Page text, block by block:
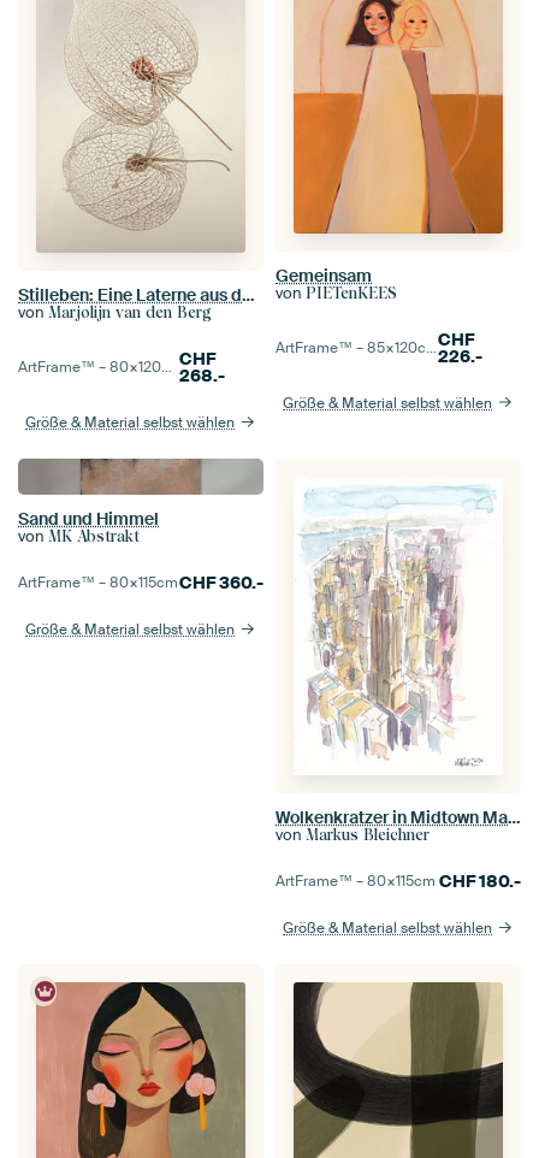
Stilleben: Eine Laterne aus der Laternenpflanze
von Marjolijn van den Berg
ArtFrame™ –80×120cmCHF
268.-
Größe & Material selbst wählen
Gemeinsam
von PIETenKEES
ArtFrame™ –85×120cm CHF
226.-
Größe & Material selbst wählen
Sand und Himmel
von MK Abstrakt
ArtFrame™ –80×115cmCHF360.-
Größe & Material selbst wählen
Wolkenkratzer in Midtown Manhattan Wolkenkratzer-Szene New York City
von Markus Bleichner
ArtFrame™ –80×115cm CHF180.-
Größe & Material selbst wählen